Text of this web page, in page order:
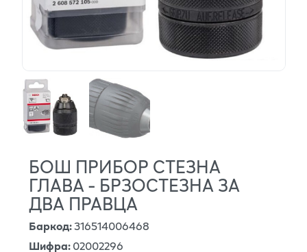
БОШ ПРИБОР СТЕЗНА
ГЛАВА - БРЗОСТЕЗНА ЗА
ДВА ПРАВЦА
Баркод:316514006468
Шифра:02002296